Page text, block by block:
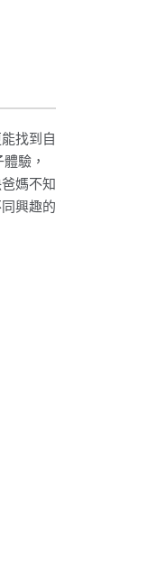
找到自
驗，
媽不知
興趣的